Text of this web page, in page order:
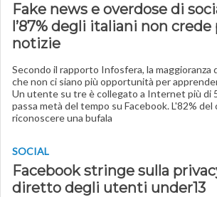
Fake news e overdose di
l’87% degli italiani non
notizie
Secondo il rapporto Infosfera, la maggioranza
che non ci siano più opportunità per
Un utente su tre è collegato a Internet più di
passa metà del tempo su Facebook. L'82% del
riconoscere una bufala
SOCIAL
Facebook stringe sulla
diretto degli utenti under13